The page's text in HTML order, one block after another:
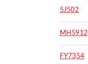
5J502
MH5912
FY7354